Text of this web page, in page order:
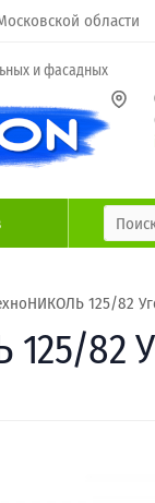
области
и фасадных
125/82
82